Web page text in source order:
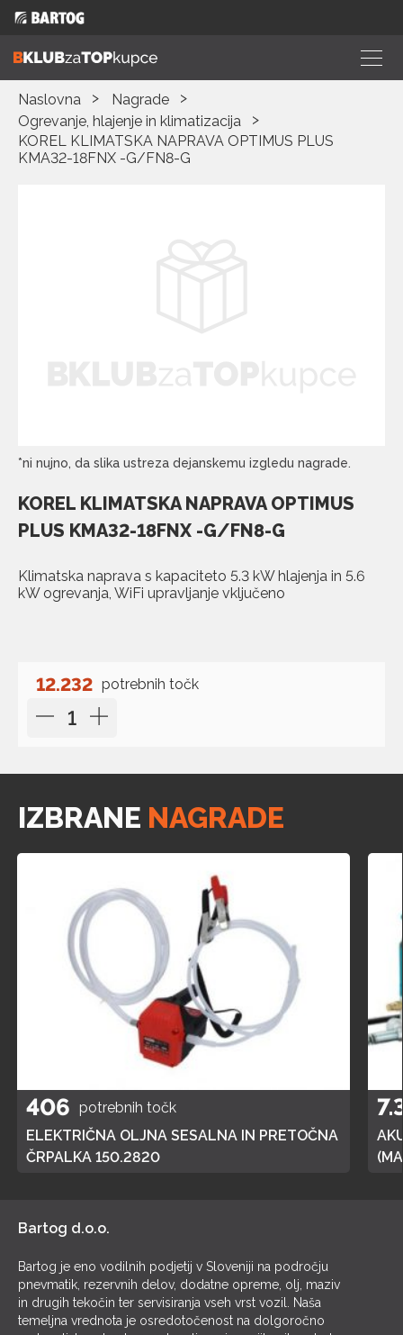
Naslovna
Nagrade
Ogrevanje, hlajenje in klimatizacija
KOREL KLIMATSKA NAPRAVA OPTIMUS PLUS
KMA32-18FNX -G/FN8-G
*ni nujno, da slika ustreza dejanskemu izgledu nagrade.
KOREL KLIMATSKA NAPRAVA OPTIMUS
PLUS KMA32-18FNX -G/FN8-G
Klimatska naprava s kapaciteto 5.3 kW hlajenja in 5.6
kW ogrevanja, WiFi upravljanje vključeno
12.232 potrebnih točk
IZBRANE NAGRADE
406 potrebnih točk
ELEKTRIČNA OLJNA SESALNA IN PRETOČNA
ČRPALKA 150.2820
Bartog d.o.o.
Bartog je eno vodilnih podjetij v Sloveniji na področju
pnevmatik, rezervnih delov, dodatne opreme, olj, maziv
in drugih tekočin ter servisiranja vseh vrst vozil. Naša
temeljna vrednota je osredotočenost na dolgoročno